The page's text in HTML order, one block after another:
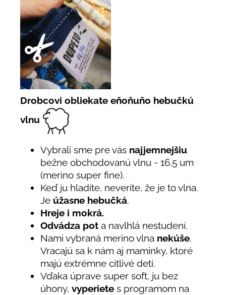
Drobcovi obliekate eňoňuňo hebučkú
vlnu
Vybrali sme pre vás najjemnejšiu
bežne obchodovanú vlnu - 16,5 um
(merino super fine).
Keď ju hladíte, neveríte, že je to vlna.
Je úžasne hebučká.
Hreje i mokrá.
Odvádza pot a navlhlá nestudení.
Nami vybraná merino vlna nekúše.
Vracajú sa k nám aj maminky, ktoré
majú extrémne citlivé deti.
Vďaka úprave super soft, ju bez
úhony, vyperiete s programom na